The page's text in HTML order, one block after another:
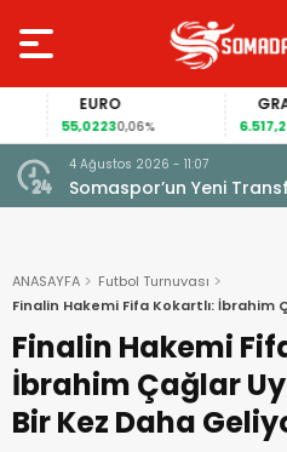
EURO
55,02230,06%
GRAM
6.517,20
4 Ağustos 2026 - 11:07
Somaspor’un Yeni
ANASAYFA
Futbol Turnuvası
Finalin Hakemi Fifa Kokartlı: İbrahim
Daha Geliyor!
Finalin Hakemi
İbrahim Çağlar
Bir Kez Daha